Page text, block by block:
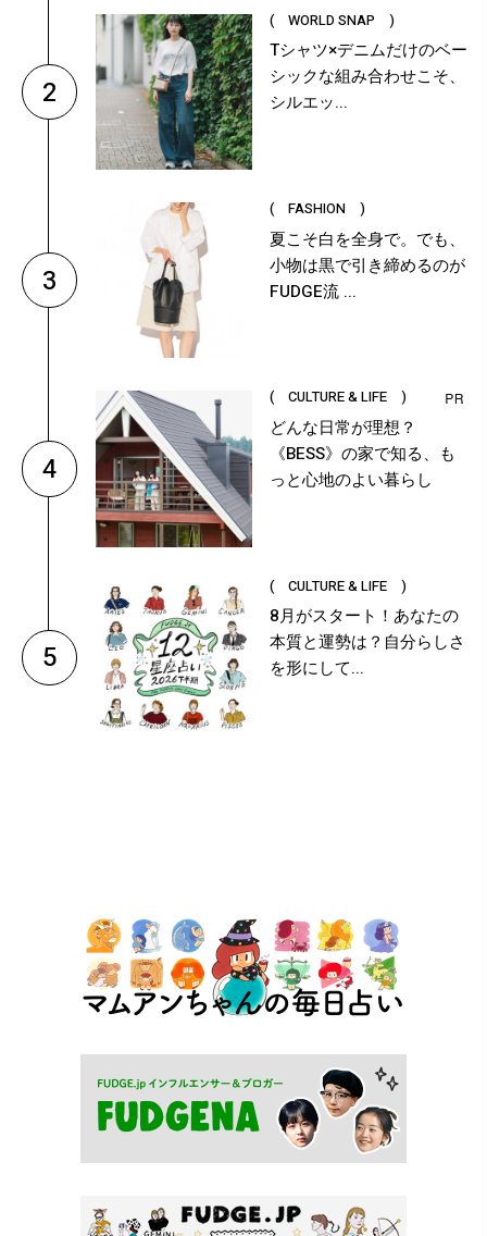
2
( WORLD SNAP )
Tシャツ×デニムだけのベー
シックな組み合わせこそ、
シルエッ...
3
( FASHION )
夏こそ白を全身で。でも、
小物は黒で引き締めるのが
FUDGE流 ...
4
( CULTURE & LIFE )
どんな日常が理想？
《BESS》の家で知る、も
っと心地のよい暮らし
5
( CULTURE & LIFE )
8月がスタート！あなたの
本質と運勢は？自分らしさ
を形にして...